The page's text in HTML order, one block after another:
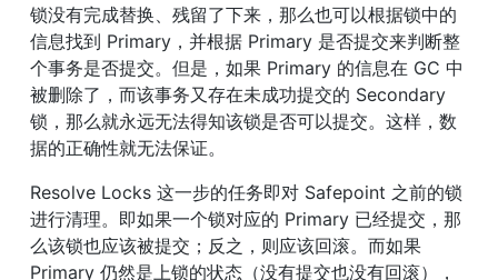
锁没有完成替换、残留了下来，那么也可以根据锁中的
信息找到 Primary，并根据 Primary 是否提交来判断整
个事务是否提交。但是，如果 Primary 的信息在 GC 中
被删除了，而该事务又存在未成功提交的 Secondary
锁，那么就永远无法得知该锁是否可以提交。这样，数
据的正确性就无法保证。
Resolve Locks 这一步的任务即对 Safepoint 之前的锁
进行清理。即如果一个锁对应的 Primary 已经提交，那
么该锁也应该被提交；反之，则应该回滚。而如果
Primary 仍然是上锁的状态（没有提交也没有回滚），